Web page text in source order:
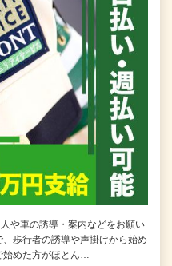
や車の誘導・案内などをお願い
歩行者の誘導や声掛けから始め
めた方がほとん…